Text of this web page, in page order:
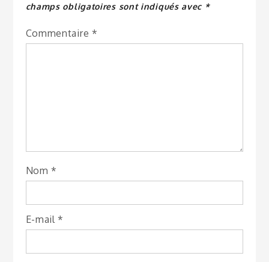
champs obligatoires sont indiqués avec *
Commentaire *
Nom *
E-mail *